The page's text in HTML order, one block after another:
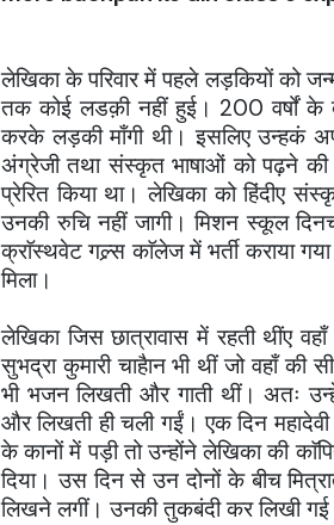
लेखिका के परिवार में पहले लड़कियों को
तक कोई लडक़ी नहीं हुई। 200 वर्षों के
करके लड़की माँगी थी। इसलिए उन्हकं
अंग्रेजी तथा संस्कृत भाषाओं को पढ़ने की
प्रेरित किया था। लेखिका को हिंदीए
उनकी रुचि नहीं जागी। मिशन स्कूल
क्राॅस्थवेट गल्र्स काॅलेज में भर्ती कराया
मिला।
लेखिका जिस छात्रावास में रहती थींए
सुभद्रा कुमारी चाहैान भी थीं जो वहाँ की
भी भजन लिखती और गाती थीं। अतः
और लिखती ही चली गईं। एक दिन
के कानों में पड़ी तो उन्होंने लेखिका की
दिया। उस दिन से उन दोनों के बीच
लिखने लगीं। उनकी तुकबंदी कर लिखी गई